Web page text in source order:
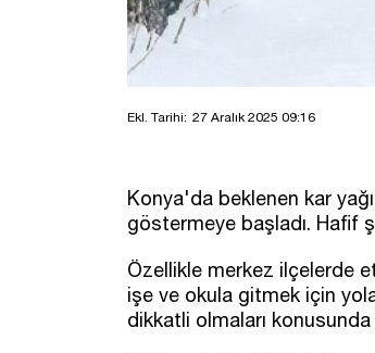
Ekl. Tarihi: 27 Aralık 2025 09:16
Konya'da beklenen kar
göstermeye başladı. Hafif
Özellikle merkez ilçelerde
işe ve okula gitmek için
dikkatli olmaları konusunda